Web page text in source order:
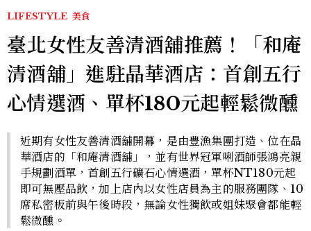
LIFESTYLE 美食
臺北女性友善清酒舖推薦！「和庵
清酒舖」進駐晶華酒店：首創五行
心情選酒、單杯180元起輕鬆微醺
近期有女性友善清酒舖開幕，是由豊漁集團打造、位在晶
華酒店的「和庵清酒舖」，並有世界冠軍唎酒師張鴻亮親
手規劃酒單，首創五行礦石心情選酒，單杯NT180元起
即可無壓品飲，加上店內以女性店員為主的服務團隊、10
席私密板前與午後時段，無論女性獨飲或姐妹聚會都能輕
鬆微醺。